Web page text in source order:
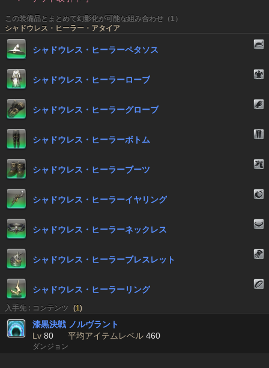
この装備品とまとめて幻影化が可能な組み合わせ（1）
シャドウレス・ヒーラー・アタイア
シャドウレス・ヒーラーペタソス
シャドウレス・ヒーラーローブ
シャドウレス・ヒーラーグローブ
シャドウレス・ヒーラーボトム
シャドウレス・ヒーラーブーツ
シャドウレス・ヒーラーイヤリング
シャドウレス・ヒーラーネックレス
シャドウレス・ヒーラーブレスレット
シャドウレス・ヒーラーリング
入手先 : コンテンツ (1)
漆黒決戦 ノルヴラント
Lv 80 平均アイテムレベル 460
ダンジョン